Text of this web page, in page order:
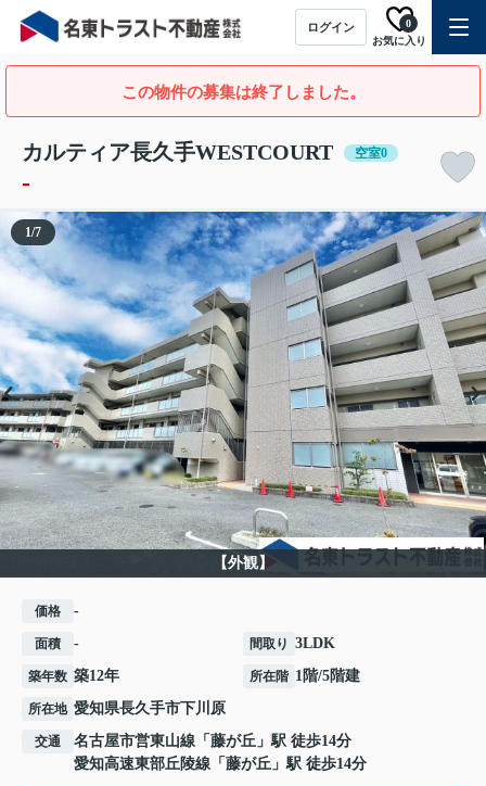
ログイン
お気に入り
0
この物件の募集は終了しました。
カルティア長久手WESTCOURT 空室0
-
【外観】
1/7
価格 -
面積 - 間取り 3LDK
築年数 築12年 所在階 1階/5階建
所在地 愛知県長久手市下川原
交通 名古屋市営東山線 「 藤が丘 」駅 徒歩14分
愛知高速東部丘陵線 「 藤が丘 」駅 徒歩14分